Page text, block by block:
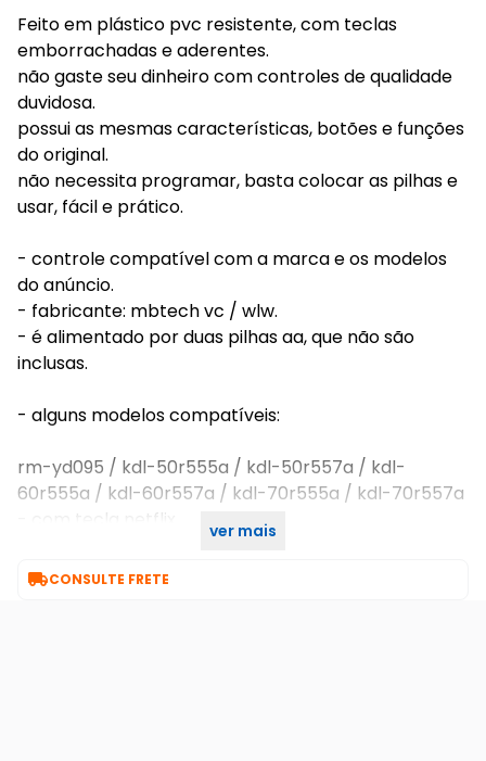
Feito em plástico pvc resistente, com teclas
emborrachadas e aderentes.
não gaste seu dinheiro com controles de qualidade
duvidosa.
possui as mesmas características, botões e funções
do original.
não necessita programar, basta colocar as pilhas e
usar, fácil e prático.
- controle compatível com a marca e os modelos
do anúncio.
- fabricante: mbtech vc / wlw.
- é alimentado por duas pilhas aa, que não são
inclusas.
- alguns modelos compatíveis:
rm-yd095 / kdl-50r555a / kdl-50r557a / kdl-
60r555a / kdl-60r557a / kdl-70r555a / kdl-70r557a
- com tecla netflix
ver mais
CONSULTE FRETE